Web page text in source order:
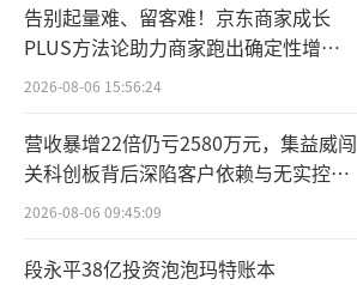
告别起量难、留客难！京东商家成长
PLUS方法论助力商家跑出确定性增长
路径
2026-08-06 15:56:24
营收暴增22倍仍亏2580万元，集益威闯
关科创板背后深陷客户依赖与无实控人
困局
2026-08-06 09:45:09
段永平38亿投资泡泡玛特账本